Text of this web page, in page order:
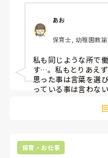
あお
保育士, 幼稚園教
私も同じような所で
す…。私もとりあえ
思った事は言葉を選
っている事は言わな
あまり考えなさらず
保育・お仕事